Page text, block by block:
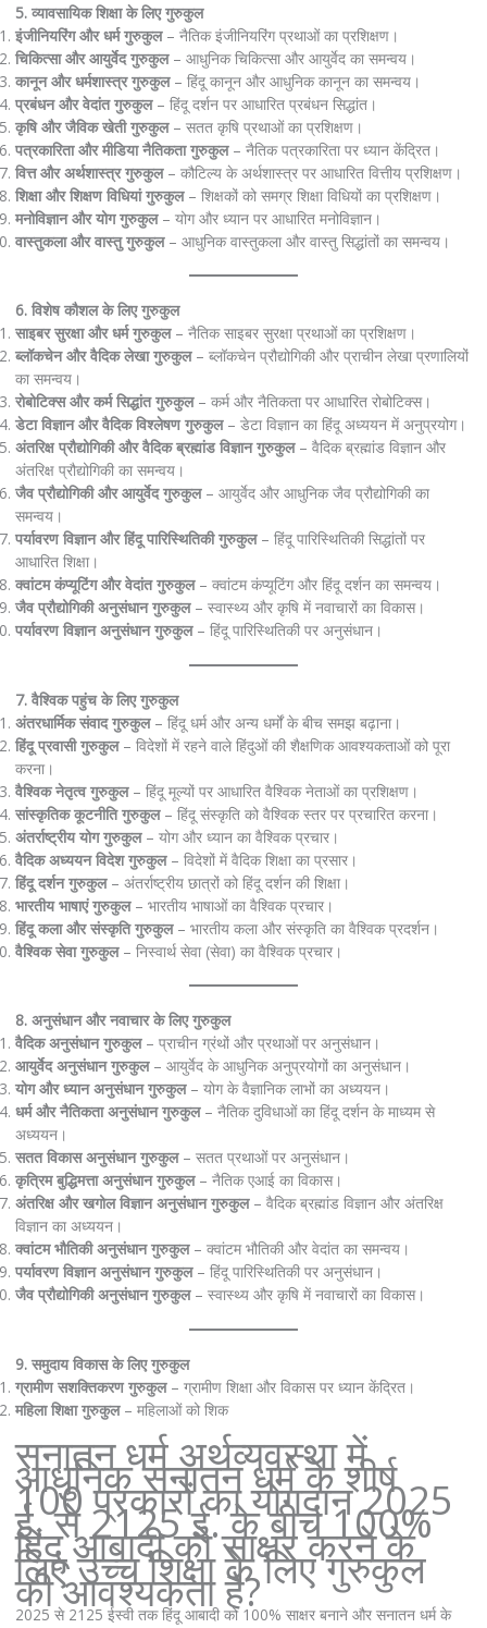
5. व्यावसायिक शिक्षा के लिए गुरुकुल
इंजीनियरिंग और धर्म गुरुकुल– नैतिक इंजीनियरिंग प्रथाओं का प्रशिक्षण।
चिकित्सा और आयुर्वेद गुरुकुल– आधुनिक चिकित्सा और आयुर्वेद का समन्वय।
कानून और धर्मशास्त्र गुरुकुल– हिंदू कानून और आधुनिक कानून का समन्वय।
प्रबंधन और वेदांत गुरुकुल– हिंदू दर्शन पर आधारित प्रबंधन सिद्धांत।
कृषि और जैविक खेती गुरुकुल– सतत कृषि प्रथाओं का प्रशिक्षण।
पत्रकारिता और मीडिया नैतिकता गुरुकुल– नैतिक पत्रकारिता पर ध्यान केंद्रित।
वित्त और अर्थशास्त्र गुरुकुल– कौटिल्य के अर्थशास्त्र पर आधारित वित्तीय प्रशिक्षण।
शिक्षा और शिक्षण विधियां गुरुकुल– शिक्षकों को समग्र शिक्षा विधियों का प्रशिक्षण।
मनोविज्ञान और योग गुरुकुल– योग और ध्यान पर आधारित मनोविज्ञान।
वास्तुकला और वास्तु गुरुकुल– आधुनिक वास्तुकला और वास्तु सिद्धांतों का समन्वय।
6. विशेष कौशल के लिए गुरुकुल
साइबर सुरक्षा और धर्म गुरुकुल– नैतिक साइबर सुरक्षा प्रथाओं का प्रशिक्षण।
ब्लॉकचेन और वैदिक लेखा गुरुकुल– ब्लॉकचेन प्रौद्योगिकी और प्राचीन लेखा प्रणालियों
का समन्वय।
रोबोटिक्स और कर्म सिद्धांत गुरुकुल– कर्म और नैतिकता पर आधारित रोबोटिक्स।
डेटा विज्ञान और वैदिक विश्लेषण गुरुकुल– डेटा विज्ञान का हिंदू अध्ययन में अनुप्रयोग।
अंतरिक्ष प्रौद्योगिकी और वैदिक ब्रह्मांड विज्ञान गुरुकुल– वैदिक ब्रह्मांड विज्ञान और
अंतरिक्ष प्रौद्योगिकी का समन्वय।
जैव प्रौद्योगिकी और आयुर्वेद गुरुकुल– आयुर्वेद और आधुनिक जैव प्रौद्योगिकी का
समन्वय।
पर्यावरण विज्ञान और हिंदू पारिस्थितिकी गुरुकुल– हिंदू पारिस्थितिकी सिद्धांतों पर
आधारित शिक्षा।
क्वांटम कंप्यूटिंग और वेदांत गुरुकुल– क्वांटम कंप्यूटिंग और हिंदू दर्शन का समन्वय।
जैव प्रौद्योगिकी अनुसंधान गुरुकुल– स्वास्थ्य और कृषि में नवाचारों का विकास।
पर्यावरण विज्ञान अनुसंधान गुरुकुल– हिंदू पारिस्थितिकी पर अनुसंधान।
7. वैश्विक पहुंच के लिए गुरुकुल
अंतरधार्मिक संवाद गुरुकुल– हिंदू धर्म और अन्य धर्मों के बीच समझ बढ़ाना।
हिंदू प्रवासी गुरुकुल– विदेशों में रहने वाले हिंदुओं की शैक्षणिक आवश्यकताओं को पूरा
करना।
वैश्विक नेतृत्व गुरुकुल– हिंदू मूल्यों पर आधारित वैश्विक नेताओं का प्रशिक्षण।
सांस्कृतिक कूटनीति गुरुकुल– हिंदू संस्कृति को वैश्विक स्तर पर प्रचारित करना।
अंतर्राष्ट्रीय योग गुरुकुल– योग और ध्यान का वैश्विक प्रचार।
वैदिक अध्ययन विदेश गुरुकुल– विदेशों में वैदिक शिक्षा का प्रसार।
हिंदू दर्शन गुरुकुल– अंतर्राष्ट्रीय छात्रों को हिंदू दर्शन की शिक्षा।
भारतीय भाषाएं गुरुकुल– भारतीय भाषाओं का वैश्विक प्रचार।
हिंदू कला और संस्कृति गुरुकुल– भारतीय कला और संस्कृति का वैश्विक प्रदर्शन।
वैश्विक सेवा गुरुकुल– निस्वार्थ सेवा (सेवा) का वैश्विक प्रचार।
8. अनुसंधान और नवाचार के लिए गुरुकुल
वैदिक अनुसंधान गुरुकुल– प्राचीन ग्रंथों और प्रथाओं पर अनुसंधान।
आयुर्वेद अनुसंधान गुरुकुल– आयुर्वेद के आधुनिक अनुप्रयोगों का अनुसंधान।
योग और ध्यान अनुसंधान गुरुकुल– योग के वैज्ञानिक लाभों का अध्ययन।
धर्म और नैतिकता अनुसंधान गुरुकुल– नैतिक दुविधाओं का हिंदू दर्शन के माध्यम से
अध्ययन।
सतत विकास अनुसंधान गुरुकुल– सतत प्रथाओं पर अनुसंधान।
कृत्रिम बुद्धिमत्ता अनुसंधान गुरुकुल– नैतिक एआई का विकास।
अंतरिक्ष और खगोल विज्ञान अनुसंधान गुरुकुल– वैदिक ब्रह्मांड विज्ञान और अंतरिक्ष
विज्ञान का अध्ययन।
क्वांटम भौतिकी अनुसंधान गुरुकुल– क्वांटम भौतिकी और वेदांत का समन्वय।
पर्यावरण विज्ञान अनुसंधान गुरुकुल– हिंदू पारिस्थितिकी पर अनुसंधान।
जैव प्रौद्योगिकी अनुसंधान गुरुकुल– स्वास्थ्य और कृषि में नवाचारों का विकास।
9. समुदाय विकास के लिए गुरुकुल
ग्रामीण सशक्तिकरण गुरुकुल– ग्रामीण शिक्षा और विकास पर ध्यान केंद्रित।
महिला शिक्षा गुरुकुल– महिलाओं को शिक
सनातन धर्म अर्थव्यवस्था में
आधुनिक सनातन धर्म के शीर्ष
100 प्रकारों का योगदान 2025
ई. से 2125 ई. के बीच 100%
हिंदू आबादी को साक्षर करने के
लिए उच्च शिक्षा के लिए गुरुकुल
की आवश्यकता है?
2025 से 2125 ईस्वी तक हिंदू आबादी को 100% साक्षर बनाने और सनातन धर्म के